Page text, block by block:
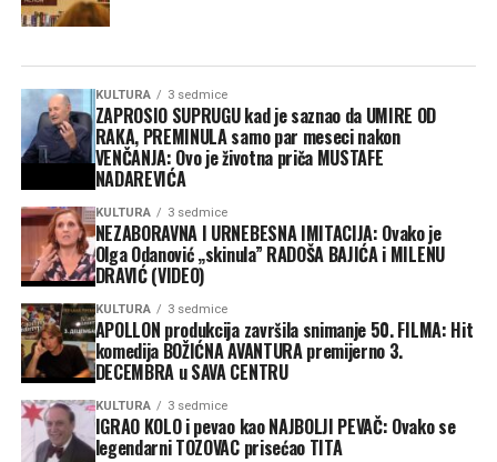
KULTURA 3 sedmice
ZAPROSIO SUPRUGU kad je saznao da UMIRE OD
RAKA, PREMINULA samo par meseci nakon
VENČANJA: Ovo je životna priča MUSTAFE
NADAREVIĆA
KULTURA 3 sedmice
NEZABORAVNA I URNEBESNA IMITACIJA: Ovako je
Olga Odanović „skinula” RADOŠA BAJIĆA i MILENU
DRAVIĆ (VIDEO)
KULTURA 3 sedmice
APOLLON produkcija završila snimanje 50. FILMA: Hit
komedija BOŽIĆNA AVANTURA premijerno 3.
DECEMBRA u SAVA CENTRU
KULTURA 3 sedmice
IGRAO KOLO i pevao kao NAJBOLJI PEVAČ: Ovako se
legendarni TOZOVAC prisećao TITA